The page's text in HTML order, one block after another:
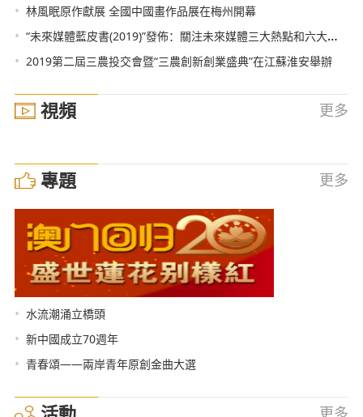
• 林風眠原作獻展 全國中國畫作品展在梅州開幕
• “未來媒體藍皮書(2019)”發佈：關注未來媒體三大熱點和六大趨勢
• 2019第二屆三農投交會暨“三農創新創業盛典”在江蘇淮安舉辦
視頻 更多
專題 更多
• 水流潮涌立橋頭
• 新中國成立70週年
• 青春頌——兩岸青年原創金曲大選
更多